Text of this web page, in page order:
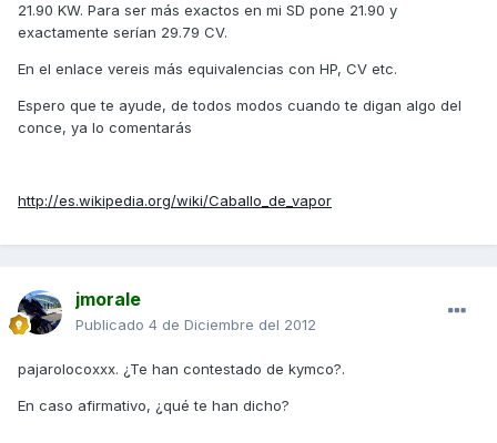
21.90 KW. Para ser más exactos en mi SD pone 21.90 y
exactamente serían 29.79 CV.
En el enlace vereis más equivalencias con HP, CV etc.
Espero que te ayude, de todos modos cuando te digan algo del
conce, ya lo comentarás
http://es.wikipedia.org/wiki/Caballo_de_vapor
jmorale
Publicado 4 de Diciembre del 2012
pajarolocoxxx. ¿Te han contestado de kymco?.
En caso afirmativo, ¿qué te han dicho?